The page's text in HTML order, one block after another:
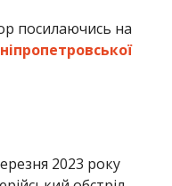
посилаючись на
2023 року